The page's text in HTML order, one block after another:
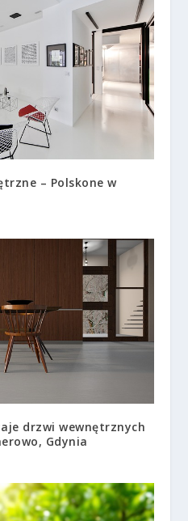
– Polskone w
drzwi wewnętrznych
Gdynia